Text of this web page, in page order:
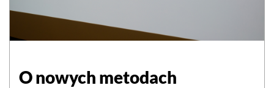
O nowych metodach